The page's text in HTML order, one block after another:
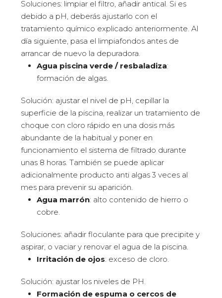
Soluciones: limpiar el filtro, añadir antical. Si es
debido a pH, deberás ajustarlo con el
tratamiento químico explicado anteriormente. Al
día siguiente, pasa el limpiafondos antes de
arrancar de nuevo la depuradora.
Agua piscina verde / resbaladiza:
formación de algas.
Solución: ajustar el nivel de pH, cepillar la
superficie de la piscina, realizar un tratamiento de
choque con cloro rápido en una dosis más
abundante de la habitual y poner en
funcionamiento el sistema de filtrado durante
unas 8 horas. También se puede aplicar
adicionalmente producto anti algas 3 veces al
mes para prevenir su aparición.
Agua marrón: alto contenido de hierro o
cobre.
Soluciones: añadir floculante para que precipite y
aspirar, o vaciar y renovar el agua de la piscina.
Irritación de ojos: exceso de cloro.
Solución: ajustar los niveles de PH.
Formación de espuma o cercos de